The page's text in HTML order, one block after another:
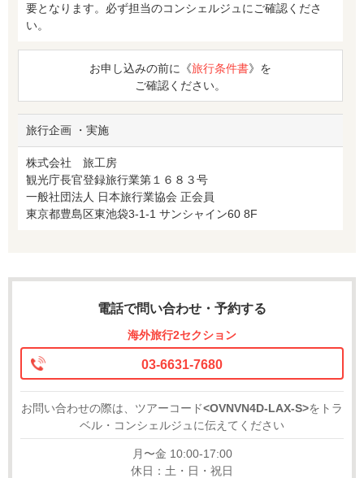
要となります。必ず担当のコンシェルジュにご確認くださ
い。
お申し込みの前に《旅行条件書》を
ご確認ください。
旅行企画 ・実施
株式会社 旅工房
観光庁長官登録旅行業第１６８３号
一般社団法人 日本旅行業協会 正会員
東京都豊島区東池袋3-1-1 サンシャイン60 8F
電話で問い合わせ・予約する
海外旅行2セクション
03-6631-7680
お問い合わせの際は、ツアーコード<OVNVN4D-LAX-S>をトラ
ベル・コンシェルジュに伝えてください
月〜金 10:00-17:00
休日：土・日・祝日